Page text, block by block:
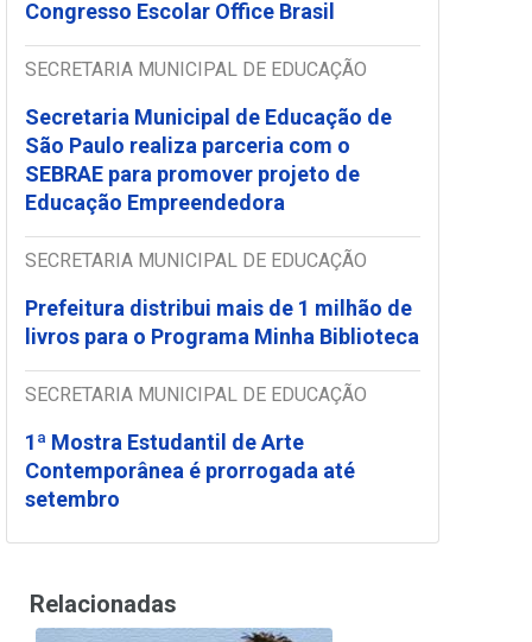
Congresso Escolar Office Brasil
SECRETARIA MUNICIPAL DE EDUCAÇÃO
Secretaria Municipal de Educação de
São Paulo realiza parceria com o
SEBRAE para promover projeto de
Educação Empreendedora
SECRETARIA MUNICIPAL DE EDUCAÇÃO
Prefeitura distribui mais de 1 milhão de
livros para o Programa Minha Biblioteca
SECRETARIA MUNICIPAL DE EDUCAÇÃO
1ª Mostra Estudantil de Arte
Contemporânea é prorrogada até
setembro
Relacionadas